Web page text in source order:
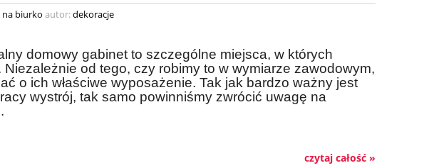
na biurko autor:dekoracje
domowy gabinet to szczególne miejsca, w których
od tego, czy robimy to w wymiarze zawodowym,
o ich właściwe wyposażenie. Tak jak bardzo ważny jest
wystrój, tak samo powinniśmy zwrócić uwagę na
czytaj całość »